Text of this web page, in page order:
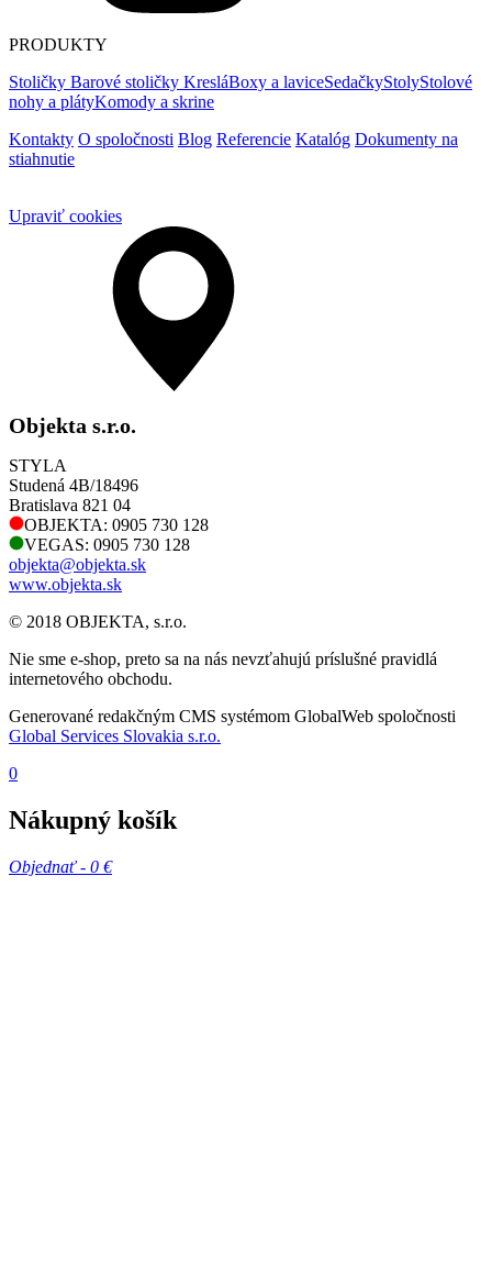
PRODUKTY
Stoličky Barové stoličky KresláBoxy a laviceSedačkyStolyStolové
nohy a plátyKomody a skrine
Kontakty O spoločnosti Blog Referencie Katalóg Dokumenty na
stiahnutie
Upraviť cookies
Objekta s.r.o.
STYLA
Studená 4B/18496
Bratislava 821 04
OBJEKTA: 0905 730 128
VEGAS: 0905 730 128
objekta@objekta.sk
www.objekta.sk
© 2018 OBJEKTA, s.r.o.
Nie sme e-shop, preto sa na nás nevzťahujú príslušné pravidlá
internetového obchodu.
Generované redakčným CMS systémom GlobalWeb spoločnosti
Global Services Slovakia s.r.o.
0
Nákupný košík
Objednať - 0 €